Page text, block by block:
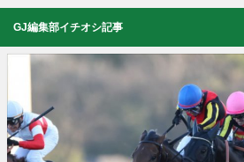
GJ編集部イチオシ記事